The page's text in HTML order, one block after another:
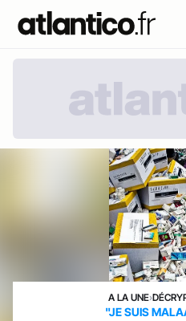
A LA UNE›
"JE SUIS